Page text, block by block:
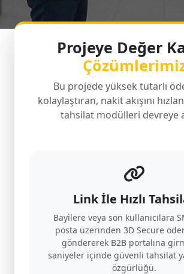
Projeye Değer
Bu projede yüksek tutarlı
kolaylaştıran, nakit akışını
tahsilat modülleri devreye
Link İle Hızlı
Bayilere veya son kullanıcılara
posta üzerinden 3D Secure
göndererek B2B portalına
saniyeler içinde güvenli tahsilat
özgürlüğü.